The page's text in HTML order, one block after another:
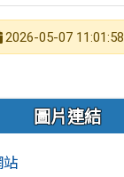
2026-05-07 11:01:58
圖片連結